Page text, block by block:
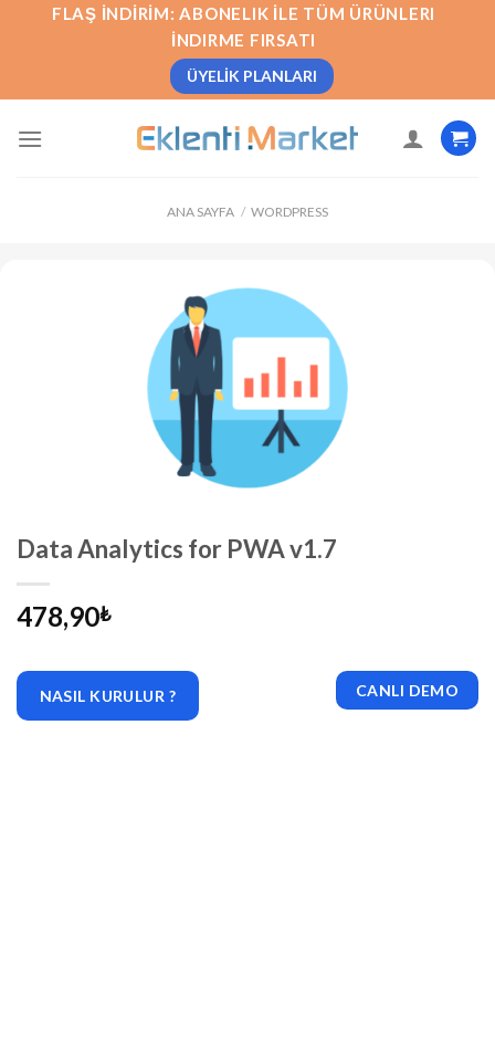
FLAŞ İNDIRIM: ABONELIK İLE TÜM ÜRÜNLERI
İNDIRME FIRSATI
ÜYELIK PLANLARI
ANA SAYFA / WORDPRESS
Data Analytics for PWA v1.7
478,90₺
NASIL KURULUR ? CANLI DEMO